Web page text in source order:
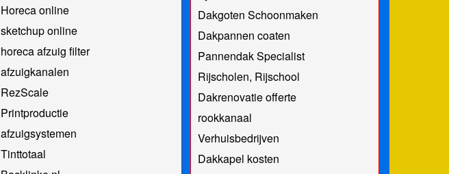
Horeca online
sketchup online
horeca afzuig filter
afzuigkanalen
RezScale
Printproductie
afzuigsystemen
Tinttotaal
Dakgoten Schoonmaken
Dakpannen coaten
Pannendak Specialist
Rijscholen, Rijschool
Dakrenovatie offerte
rookkanaal
Verhuisbedrijven
Dakkapel kosten